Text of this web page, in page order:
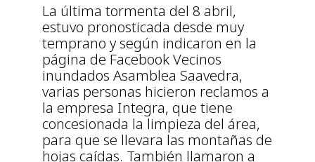
La última tormenta del 8 abril,
estuvo pronosticada desde muy
temprano y según indicaron en la
página de Facebook Vecinos
inundados Asamblea Saavedra,
varias personas hicieron reclamos a
la empresa Integra, que tiene
concesionada la limpieza del área,
para que se llevara las montañas de
hojas caídas. También llamaron a